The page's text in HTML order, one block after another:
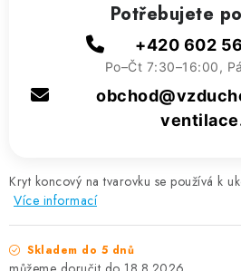
Kryt koncový na tvarovku se používá k
Více informací
Skladem do 5 dnů
Potřebujete
+420 602
Po–Čt 7:30–16:00,